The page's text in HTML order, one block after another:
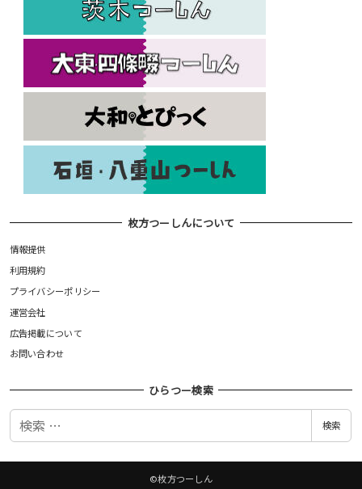
枚方つーしんについて
情報提供
利用規約
プライバシーポリシー
運営会社
広告掲載について
お問い合わせ
ひらつー検索
検
検索
©枚方つーしん